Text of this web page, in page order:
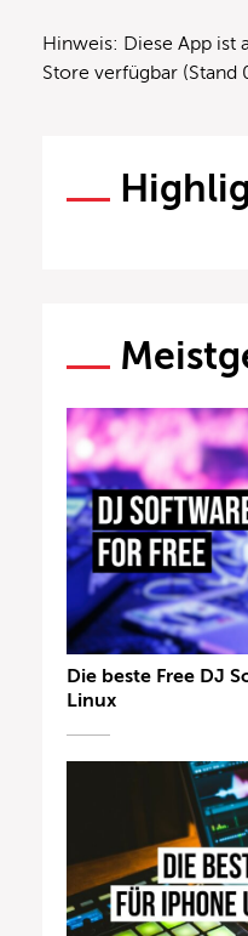
Hinweis: Diese App ist
Store verfügbar (Stand
Die beste Free DJ
Linux